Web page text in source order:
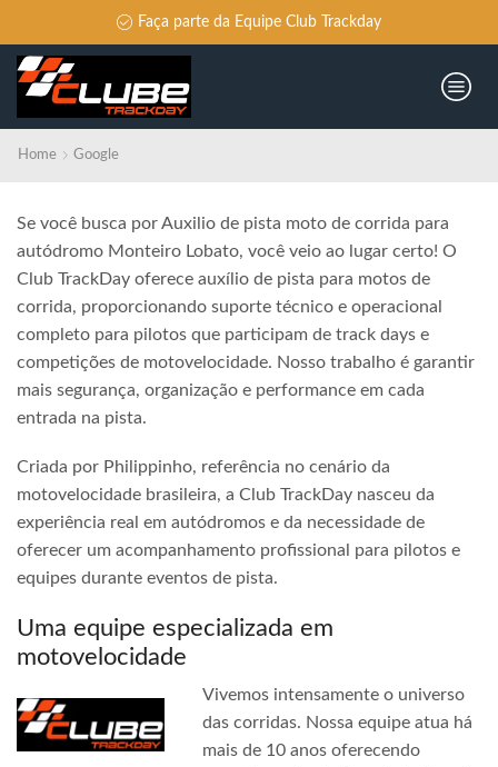
Faça parte da Equipe Club Trackday
Home Google
Se você busca por Auxilio de pista moto de corrida para
autódromo Monteiro Lobato, você veio ao lugar certo! O
Club TrackDay oferece auxílio de pista para motos de
corrida, proporcionando suporte técnico e operacional
completo para pilotos que participam de track days e
competições de motovelocidade. Nosso trabalho é garantir
mais segurança, organização e performance em cada
entrada na pista.
Criada por Philippinho, referência no cenário da
motovelocidade brasileira, a Club TrackDay nasceu da
experiência real em autódromos e da necessidade de
oferecer um acompanhamento profissional para pilotos e
equipes durante eventos de pista.
Uma equipe especializada em
motovelocidade
Vivemos intensamente o universo
das corridas. Nossa equipe atua há
mais de 10 anos oferecendo